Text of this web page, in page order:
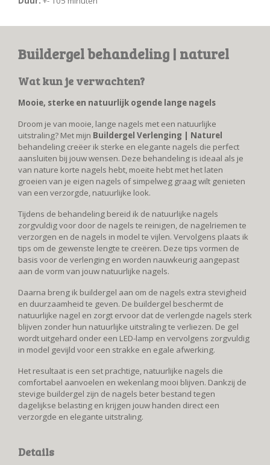
Buildergel behandeling | naturel
Wat kun je verwachten?
Mooie, sterke en natuurlijk ogende lange nagels
Droom je van mooie, lange nagels met een natuurlijke
uitstraling? Met mijn Buildergel Verlenging | Naturel
behandeling creëer ik sterke en elegante nagels die perfect
aansluiten bij jouw wensen. Deze behandeling is ideaal als je
van nature korte nagels hebt, moeite hebt met het laten
groeien van je eigen nagels of simpelweg graag wilt genieten
van een verzorgde, natuurlijke look.
Tijdens de behandeling bereid ik de natuurlijke nagels
zorgvuldig voor door de nagels te reinigen, de nagelriemen te
verzorgen en de nagels in model te vijlen. Vervolgens plaats ik
tips om de gewenste lengte te creëren. Deze tips vormen de
basis voor de verlenging en worden nauwkeurig aangepast
aan de vorm van jouw natuurlijke nagels.
Daarna breng ik buildergel aan om de nagels extra stevigheid
en duurzaamheid te geven. De buildergel beschermt de
natuurlijke nagel en zorgt ervoor dat de verlengde nagels sterk
blijven zonder hun natuurlijke uitstraling te verliezen. De gel
wordt uitgehard onder een LED-lamp en vervolgens zorgvuldig
in model gevijld voor een strakke en egale afwerking.
Het resultaat is een set prachtige, natuurlijke nagels die
comfortabel aanvoelen en wekenlang mooi blijven. Dankzij de
stevige buildergel zijn de nagels beter bestand tegen
dagelijkse belasting en krijgen jouw handen direct een
verzorgde en elegante uitstraling.
Details